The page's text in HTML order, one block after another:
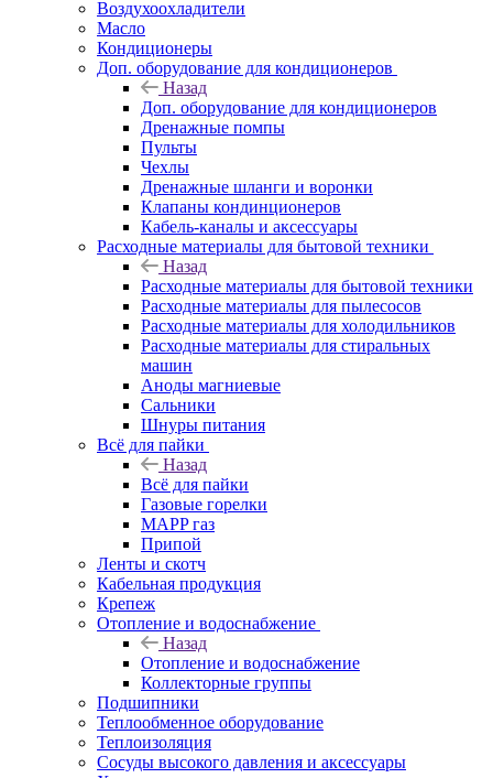
Воздухоохладители
Масло
Кондиционеры
Доп. оборудование для кондиционеров
Назад
Доп. оборудование для кондиционеров
Дренажные помпы
Пульты
Чехлы
Дренажные шланги и воронки
Клапаны кондинционеров
Кабель-каналы и аксессуары
Расходные материалы для бытовой техники
Назад
Расходные материалы для бытовой техники
Расходные материалы для пылесосов
Расходные материалы для холодильников
Расходные материалы для стиральных
машин
Аноды магниевые
Сальники
Шнуры питания
Всё для пайки
Назад
Всё для пайки
Газовые горелки
MAPP газ
Припой
Ленты и скотч
Кабельная продукция
Крепеж
Отопление и водоснабжение
Назад
Отопление и водоснабжение
Коллекторные группы
Подшипники
Теплообменное оборудование
Теплоизоляция
Сосуды высокого давления и аксессуары